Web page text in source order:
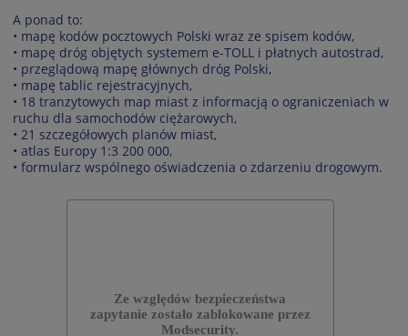
A ponad to:
• mapę kodów pocztowych Polski wraz ze spisem kodów,
• mapę dróg objętych systemem e-TOLL i płatnych autostrad,
• przeglądową mapę głównych dróg Polski,
• mapę tablic rejestracyjnych,
• 18 tranzytowych map miast z informacją o ograniczeniach w
ruchu dla samochodów ciężarowych,
• 21 szczegółowych planów miast,
• atlas Europy 1:3 200 000,
• formularz wspólnego oświadczenia o zdarzeniu drogowym.